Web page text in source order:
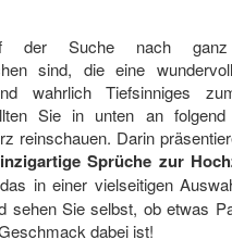
der Suche nach ganz
sind, die eine
wahrlich Tiefsinniges
Sie in unten an folgend
reinschauen. Darin
Sprüche zur
in einer vielseitigen
sehen Sie selbst, ob etwas
dabei ist!